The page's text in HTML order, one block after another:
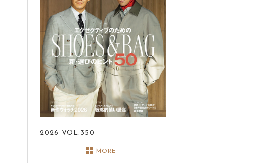
2026 VOL.350
MORE